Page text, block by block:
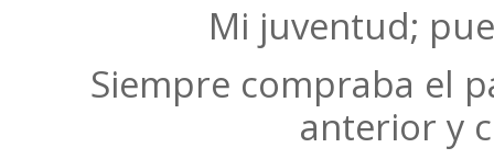
Mi juventud;
Siempre compraba el
anterior y